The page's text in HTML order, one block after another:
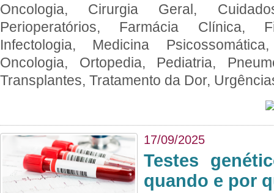
Oncologia, Cirurgia Geral,
Perioperatórios, Farmácia Clínica,
Infectologia, Medicina
Oncologia, Ortopedia, Pediatria,
Transplantes, Tratamento da Dor,
17/09/2025
Testes
quando e por